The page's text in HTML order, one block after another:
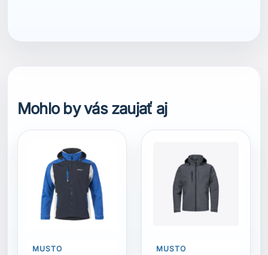
Mohlo by vás zaujať aj
MUSTO MUSTO